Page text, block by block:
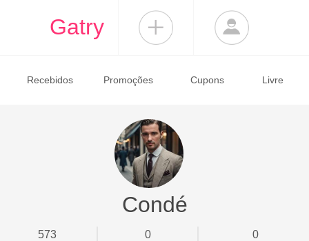
Gatry
Recebidos Promoções Cupons Livre
Condé
573 0 0